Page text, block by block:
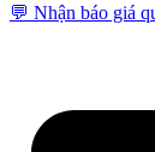
💬 Nhận báo giá